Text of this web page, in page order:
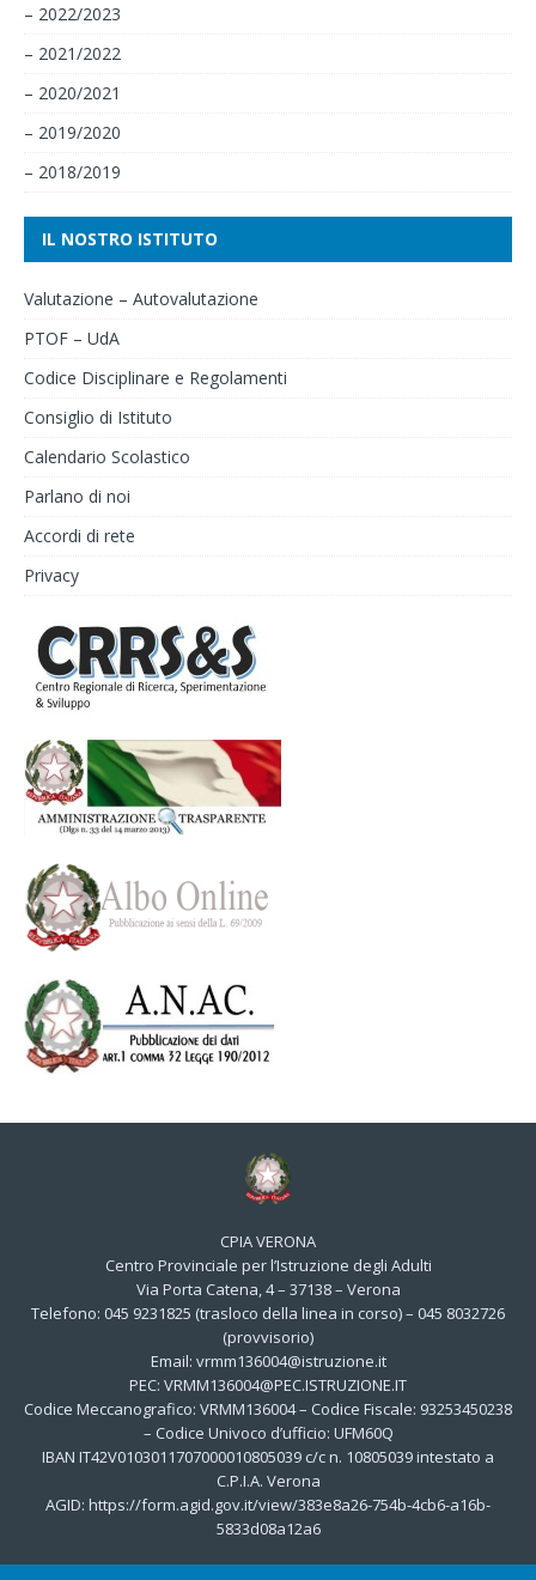
– 2022/2023
– 2021/2022
– 2020/2021
– 2019/2020
– 2018/2019
IL NOSTRO ISTITUTO
Valutazione – Autovalutazione
PTOF – UdA
Codice Disciplinare e Regolamenti
Consiglio di Istituto
Calendario Scolastico
Parlano di noi
Accordi di rete
Privacy
CPIA VERONA
Centro Provinciale per l’Istruzione degli Adulti
Via Porta Catena, 4 – 37138 – Verona
Telefono: 045 9231825 (trasloco della linea in corso) – 045 8032726
(provvisorio)
Email: vrmm136004@istruzione.it
PEC: VRMM136004@PEC.ISTRUZIONE.IT
Codice Meccanografico: VRMM136004 – Codice Fiscale: 93253450238
– Codice Univoco d’ufficio: UFM60Q
IBAN IT42V0103011707000010805039 c/c n. 10805039 intestato a
C.P.I.A. Verona
AGID: https://form.agid.gov.it/view/383e8a26-754b-4cb6-a16b-
5833d08a12a6